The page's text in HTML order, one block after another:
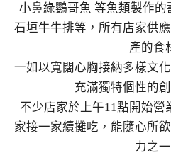
小鼻綠鸚哥魚 等魚類製作的
石垣牛牛排等，所有店家供
產的食
一如以寬闊心胸接納多樣文
充滿獨特個性的
不少店家於上午11點開始營
家接一家續攤吃，能隨心所
力之一